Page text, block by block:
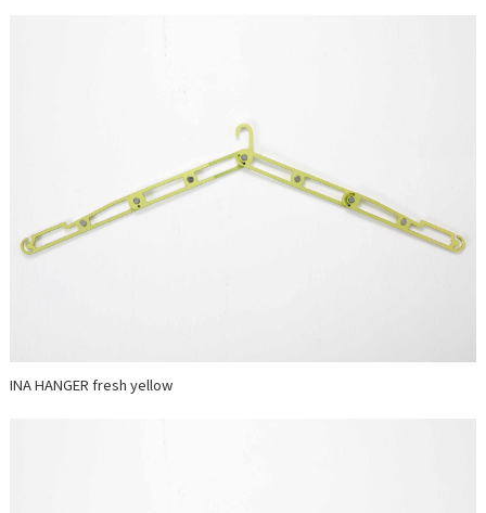
INA HANGER fresh yellow